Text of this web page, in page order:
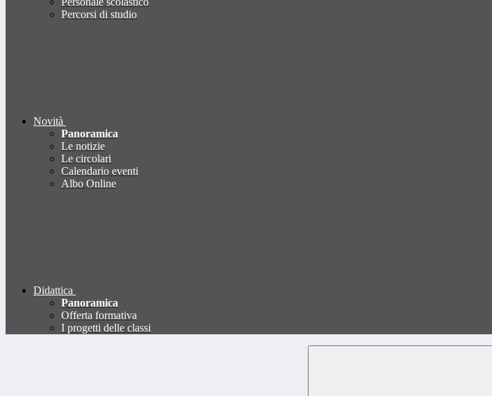
Percorsi di studio
Novità
Panoramica
Le notizie
Le circolari
Calendario eventi
Albo Online
Didattica
Panoramica
Offerta formativa
I progetti delle classi